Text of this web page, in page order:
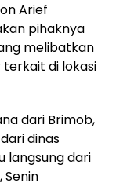
Arief
pihaknya
melibatkan
di lokasi
dari Brimob,
dinas
langsung dari
Senin